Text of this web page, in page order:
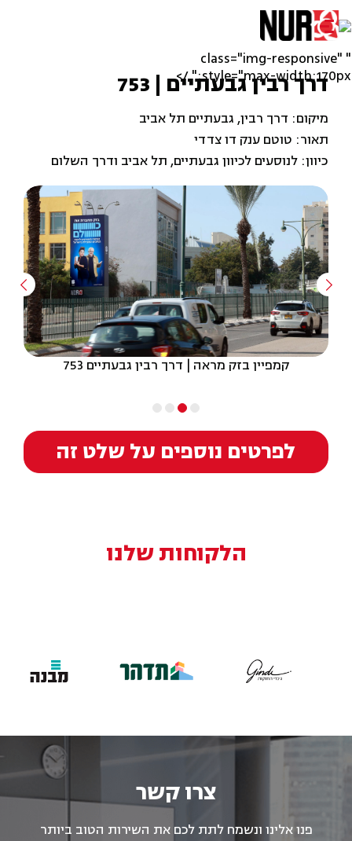
" class="img-responsive"
style="max-width:170px;" />
דרך רבין גבעתיים | 753
מיקום: דרך רבין, גבעתיים תל אביב
תאור: טוטם ענק דו צדדי
כיוון: לנוסעים לכיוון גבעתיים, תל אביב ודרך השלום
קמפיין בזק מראה | דרך רבין גבעתיים 753
לפרטים נוספים על שלט זה
הלקוחות שלנו
צרו קשר
פנו אלינו ונשמח לתת לכם את השירות הטוב ביותר